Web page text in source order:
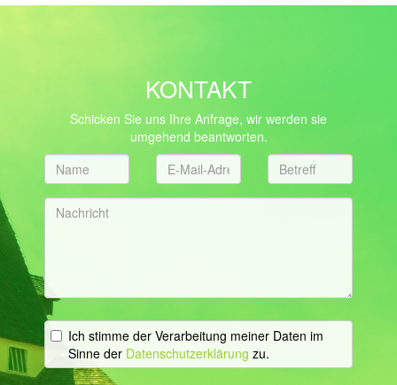
KONTAKT
Schicken Sie uns Ihre Anfrage, wir werden sie
umgehend beantworten.
Ich stimme der Verarbeitung meiner Daten im
Sinne der Datenschutzerklärung zu.